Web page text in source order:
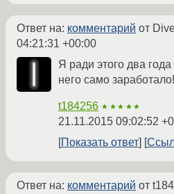
Ответ на: комментарий от
04:21:31 +00:00
Я ради этого два
него само
t184256 ★★★★★
21.11.2015 09:02:52
Показать ответ
Ответ на: комментарий от